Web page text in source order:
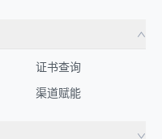
证书查询
渠道赋能